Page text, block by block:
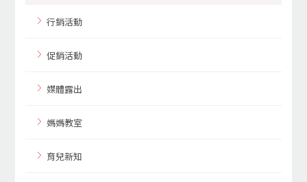
行銷活動
促銷活動
媒體露出
媽媽教室
育兒新知